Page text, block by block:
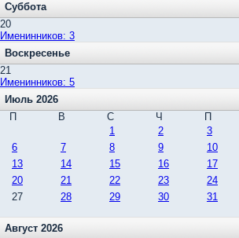
Суббота
20
Именинников: 3
Воскресенье
21
Именинников: 5
Июль 2026
П
В С Ч П
1
2 3
6
7 8 9 10
13
14 15 16 17
20
21 22 23 24
27
28 29 30 31
Август 2026